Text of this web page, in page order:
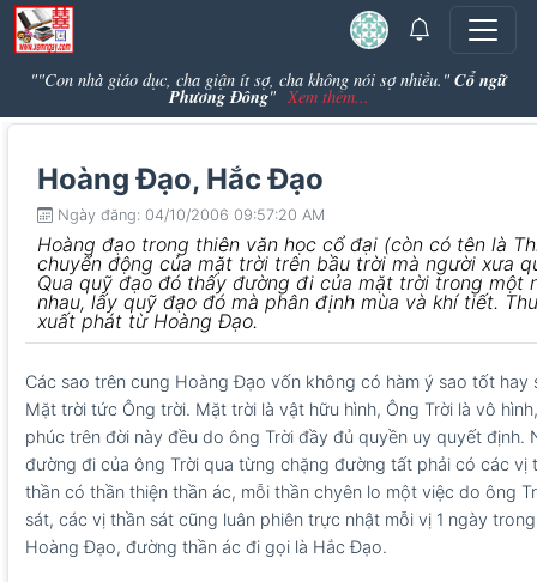
""Con nhà giáo dục, cha giận ít sợ, cha không nói sợ nhiều." Cổ ngữ
Phương Đông" Xem thêm...
Hoàng Đạo, Hắc Đạo
Ngày đăng: 04/10/2006 09:57:20 AM
Hoàng đạo trong thiên văn học cổ đại (còn có tên là
chuyển động của mặt trời trên bầu trời mà người xưa
Qua quỹ đạo đó thấy đường đi của mặt trời trong một
nhau, lấy quỹ đạo đó mà phân định mùa và khí tiết.
xuất phát từ Hoàng Đạo.
Các sao trên cung Hoàng Đạo vốn không có hàm ý sao tốt
Mặt trời tức Ông trời. Mặt trời là vật hữu hình, Ông Trời là vô
phúc trên đời này đều do ông Trời đầy đủ quyền uy quyết định.
đường đi của ông Trời qua từng chặng đường tất phải có các vị
thần có thần thiện thần ác, mỗi thần chyên lo một việc do ông
sát, các vị thần sát cũng luân phiên trực nhật mỗi vị 1 ngày
Hoàng Đạo, đường thần ác đi gọi là Hắc Đạo.